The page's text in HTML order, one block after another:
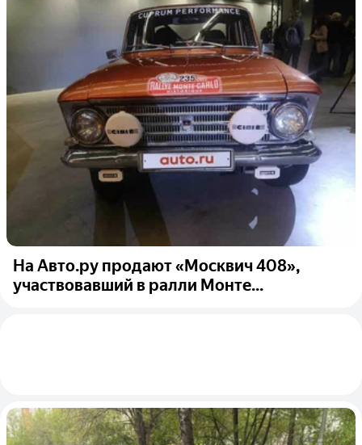
На Авто.ру продают «Москвич 408»,
участвовавший в ралли Монте...